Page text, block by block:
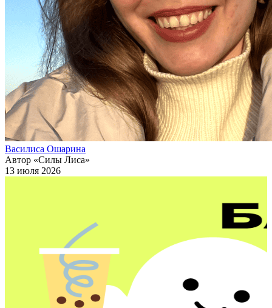
Василиса Ошарина
Автор «Силы Лиса»
13 июля 2026